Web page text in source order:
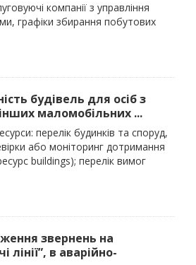
компанії з управління
графіки збирання побутових
будівель для осіб з
маломобільних ...
перелік будинків та споруд,
або моніторинг дотримання
buildings); перелік вимог
звернень на
лінії”, в аварійно-